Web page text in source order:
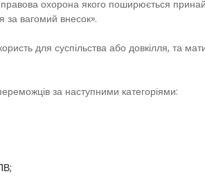
охорона якого поширюється
за вагомий внесок».
для суспільства або довкілля, та
за наступними категоріями: